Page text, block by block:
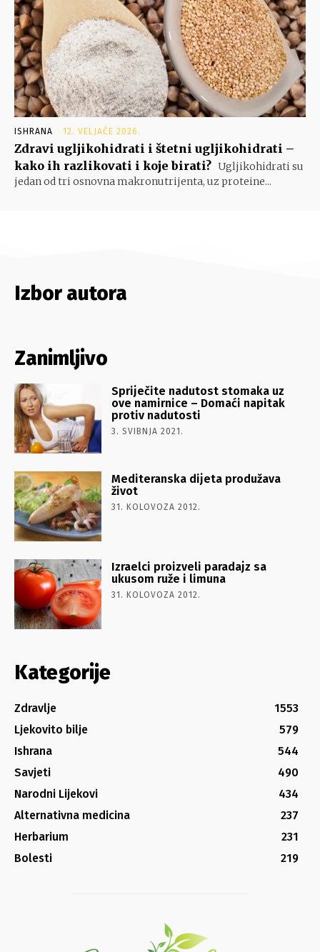
ISHRANA 12. VELJAČE 2026.
Zdravi ugljikohidrati i štetni ugljikohidrati –
kako ih razlikovati i koje birati? Ugljikohidrati su
jedan od tri osnovna makronutrijenta, uz proteine...
Izbor autora
Zanimljivo
Spriječite nadutost stomaka uz
ove namirnice – Domaći napitak
protiv nadutosti
3. SVIBNJA 2021.
Mediteranska dijeta produžava
život
31. KOLOVOZA 2012.
Izraelci proizveli paradajz sa
ukusom ruže i limuna
31. KOLOVOZA 2012.
Kategorije
Zdravlje
1553
Ljekovito bilje
579
Ishrana
544
Savjeti
490
Narodni Lijekovi
434
Alternativna medicina
237
Herbarium
231
Bolesti
219